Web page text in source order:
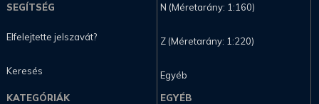
SEGÍTSÉG
Elfelejtette jelszavát?
Keresés
N (Méretarány: 1:160)
Z (Méretarány: 1:220)
Egyéb
KATEGÓRIÁK
EGYÉB